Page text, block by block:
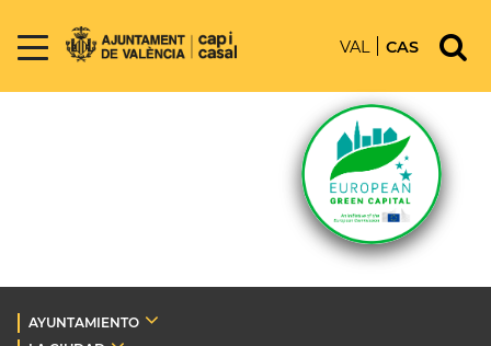
VAL CAS
AYUNTAMIENTO